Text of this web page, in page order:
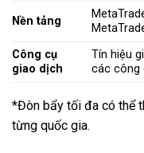
Nền tảng
Công cụ
giao dịch
Tín hiệu
các công
*Đòn bẩy tối đa có thể
từng quốc gia.